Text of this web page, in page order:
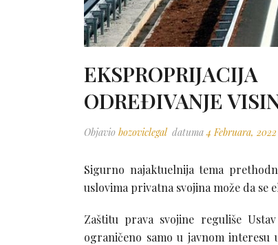
ODREĐIVANJE
Objavio bozoviclegal datuma4 Februara, 2022
Sigurno najaktuelnija tema
uslovima privatna svojina može da se
Zaštitu prava svojine reguliše
ograničeno samo u javnom